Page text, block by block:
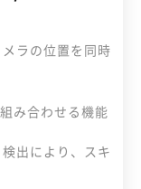
ラの位置を同時
み合わせる機能
出により、スキ